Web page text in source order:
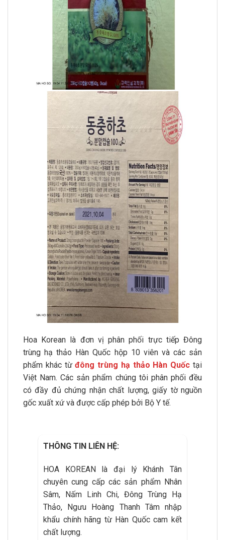
Hoa Korean là đơn vị phân phối trực tiếp Đông
trùng hạ thảo Hàn Quốc hộp 10 viên và các sản
phẩm khác từđông trùng hạ thảo Hàn Quốc tại
Việt Nam. Các sản phẩm chúng tôi phân phối đều
có đầy đủ chứng nhận chất lượng, giấy tờ nguồn
gốc xuất xứ và được cấp phép bởi Bộ Y tế.
THÔNG TIN LIÊN HỆ:
HOA KOREAN là đại lý Khánh Tân
chuyên cung cấp các sản phẩm Nhân
Sâm, Nấm Linh Chi, Đông Trùng Hạ
Thảo, Ngưu Hoàng Thanh Tâm nhập
khẩu chính hãng từ Hàn Quốc cam kết
chất lượng.